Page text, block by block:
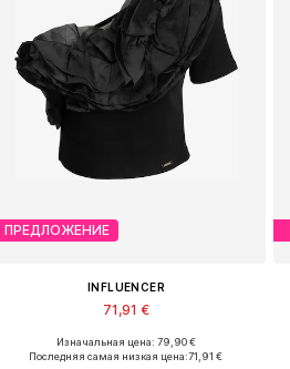
ПРЕДЛОЖЕНИЕ
INFLUENCER
71,91 €
Доступные размеры: XS, S, M, L
Изначальная цена: 79,90 €
Последняя самая низкая цена:71,91 €